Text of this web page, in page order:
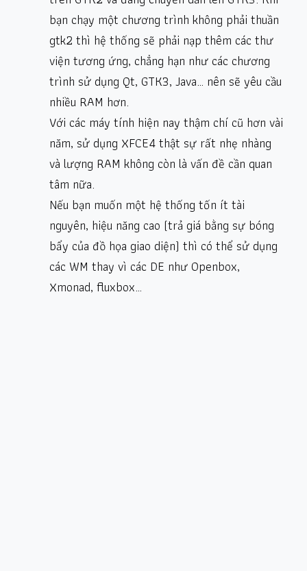
bạn chạy một chương trình không phải thuần
gtk2 thì hệ thống sẽ phải nạp thêm các thư
viện tương ứng, chẳng hạn như các chương
trình sử dụng Qt, GTK3, Java… nên sẽ yêu cầu
nhiều RAM hơn.
Với các máy tính hiện nay thậm chí cũ hơn vài
năm, sử dụng XFCE4 thật sự rất nhẹ nhàng
và lượng RAM không còn là vấn đề cần quan
tâm nữa.
Nếu bạn muốn một hệ thống tốn ít tài
nguyên, hiệu năng cao (trả giá bằng sự bóng
bẩy của đồ họa giao diện) thì có thể sử dụng
các WM thay vì các DE như Openbox,
Xmonad, fluxbox…